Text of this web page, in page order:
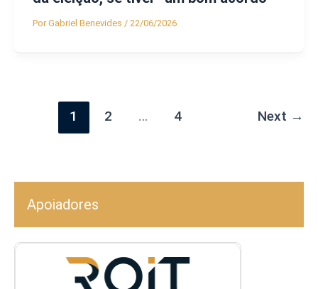
PorGabriel Benevides / 22/06/2026
1 2 … 4 Next →
Apoiadores